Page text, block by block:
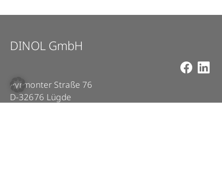
DINOL GmbH
Pyrmonter Straße 76
D-32676 Lügde